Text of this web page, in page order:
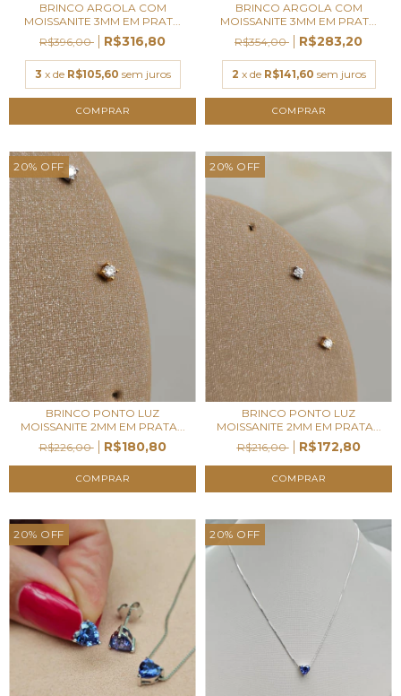
BRINCO ARGOLA COM
MOISSANITE 3MM EM PRAT...
R$396,00
R$316,80
3 x de R$105,60 sem juros
BRINCO ARGOLA COM
MOISSANITE 3MM EM PRAT...
R$354,00
R$283,20
2 x de R$141,60 sem juros
20% OFF
BRINCO PONTO LUZ
MOISSANITE 2MM EM PRATA...
R$226,00
R$180,80
20% OFF
BRINCO PONTO LUZ
MOISSANITE 2MM EM PRATA...
R$216,00
R$172,80
20% OFF 20% OFF